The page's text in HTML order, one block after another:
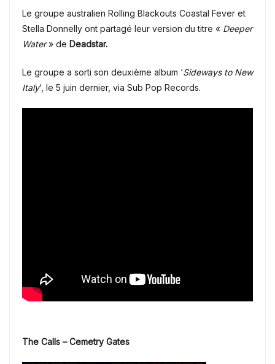
Le groupe australien Rolling Blackouts Coastal Fever et
Stella Donnelly ont partagé leur version du titre « Deeper
Water» de Deadstar.
Le groupe a sorti son deuxième album ‘Sideways to New
Italy‘, le 5 juin dernier, via Sub Pop Records.
The Calls – Cemetry Gates